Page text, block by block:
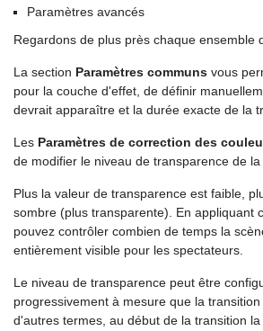
Paramètres avancés
Regardons de plus près chaque ensemble
La section Paramètres communs vous
pour la couche d'effet, de définir
devrait apparaître et la durée exacte de la
Les Paramètres de correction des
de modifier le niveau de transparence de la
Plus la valeur de transparence est faible,
sombre (plus transparente). En appliquant
pouvez contrôler combien de temps la
entièrement visible pour les spectateurs.
Le niveau de transparence peut être
progressivement à mesure que la
d'autres termes, au début de la transition